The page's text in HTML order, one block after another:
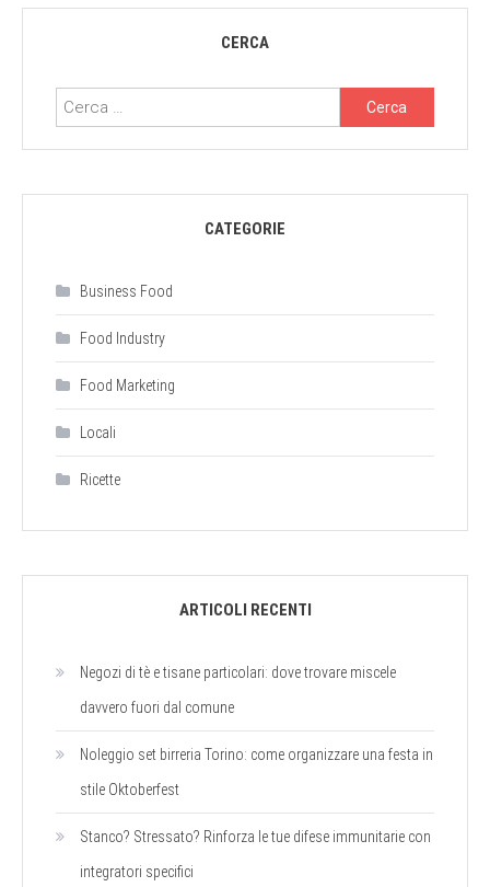
CERCA
Ricerca
per:
CATEGORIE
Business Food
Food Industry
Food Marketing
Locali
Ricette
ARTICOLI RECENTI
Negozi di tè e tisane particolari: dove trovare miscele
davvero fuori dal comune
Noleggio set birreria Torino: come organizzare una festa in
stile Oktoberfest
Stanco? Stressato? Rinforza le tue difese immunitarie con
integratori specifici